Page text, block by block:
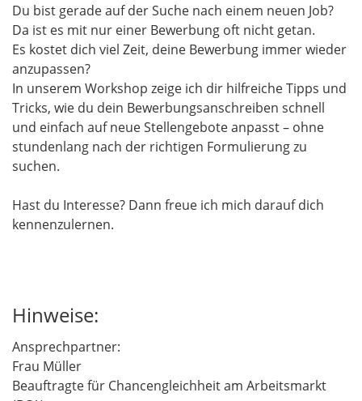
Du bist gerade auf der Suche nach einem neuen Job?
Da ist es mit nur einer Bewerbung oft nicht getan.
Es kostet dich viel Zeit, deine Bewerbung immer wieder
anzupassen?
In unserem Workshop zeige ich dir hilfreiche Tipps und
Tricks, wie du dein Bewerbungsanschreiben schnell
und einfach auf neue Stellengebote anpasst – ohne
stundenlang nach der richtigen Formulierung zu
suchen.
Hast du Interesse? Dann freue ich mich darauf dich
kennenzulernen.
Hinweise:
Ansprechpartner:
Frau Müller
Beauftragte für Chancengleichheit am Arbeitsmarkt